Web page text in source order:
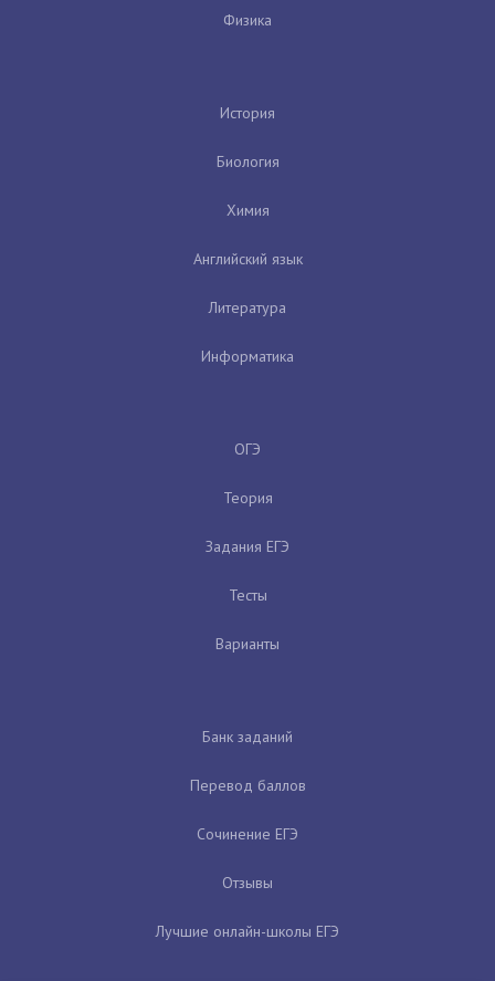
Физика
История
Биология
Химия
Английский язык
Литература
Информатика
ОГЭ
Теория
Задания ЕГЭ
Тесты
Варианты
Банк заданий
Перевод баллов
Сочинение ЕГЭ
Отзывы
Лучшие онлайн-школы ЕГЭ